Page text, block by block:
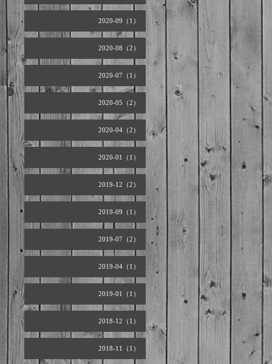
2020-09（1）
2020-08（2）
2020-07（1）
2020-05（2）
2020-04（2）
2020-01（1）
2019-12（2）
2019-09（1）
2019-07（2）
2019-04（1）
2019-01（1）
2018-12（1）
2018-11（1）